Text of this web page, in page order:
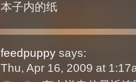
本子内的纸
feedpuppy says:
Thu, Apr 16, 2009 at